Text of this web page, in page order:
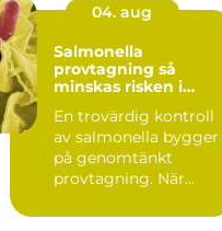
04. aug
Salmonella
provtagning så
minskas risken i
En trovärdig kontroll
av salmonella bygger
på genomtänkt
provtagning. När
i...